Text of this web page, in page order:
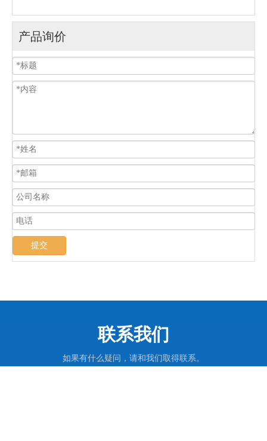
产品询价
提交
联系我们
如果有什么疑问，请和我们取得联系。